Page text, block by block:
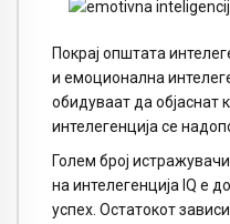
Покрај општата
и емоционална
обидуваат да објаснат
интелегенција се
Голем број
на интелегенција IQ е
успех. Остатокот